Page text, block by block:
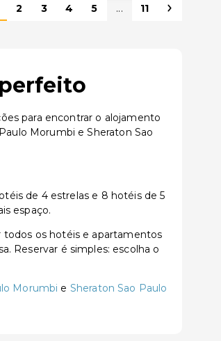
2 3 4 5 ... 11
para encontrar o alojamento
Morumbi e Sheraton Sao
de 4 estrelas e 8 hotéis de 5
espaço.
os hotéis e apartamentos
Reservar é simples: escolha o
Morumbi e Sheraton Sao Paulo